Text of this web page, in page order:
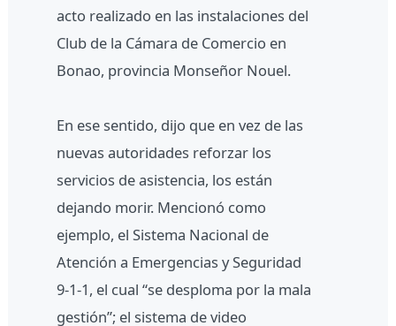
acto realizado en las instalaciones del
Club de la Cámara de Comercio en
Bonao, provincia Monseñor Nouel.
En ese sentido, dijo que en vez de las
nuevas autoridades reforzar los
servicios de asistencia, los están
dejando morir. Mencionó como
ejemplo, el Sistema Nacional de
Atención a Emergencias y Seguridad
9-1-1, el cual “se desploma por la mala
gestión”; el sistema de video